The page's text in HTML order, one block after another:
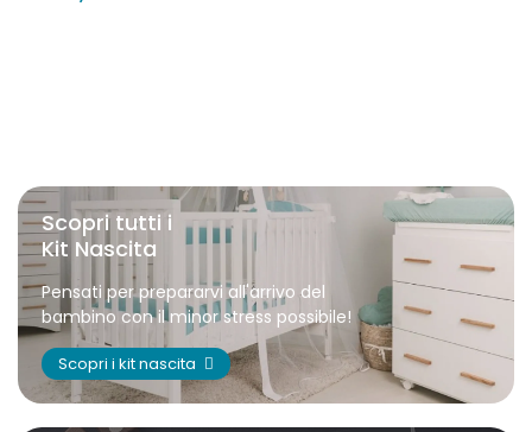
Scopri tutti i
Kit Nascita
Pensati per prepararvi all'arrivo del
bambino con il minor stress possibile!
Scopri i kit nascita